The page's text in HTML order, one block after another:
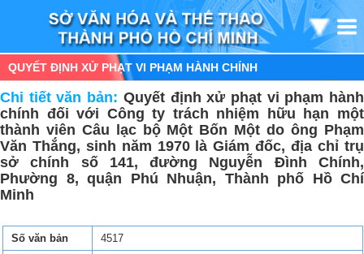
QUYẾT ĐỊNH XỬ PHẠT VI PHẠM HÀNH CHÍNH
Chi tiết văn bản: Quyết định xử phạt vi phạm hành
chính đối với Công ty trách nhiệm hữu hạn một
thành viên Câu lạc bộ Một Bốn Một do ông Phạm
Văn Thắng, sinh năm 1970 là Giám đốc, địa chỉ trụ
sở chính số 141, đường Nguyễn Đình Chính,
Phường 8, quận Phú Nhuận, Thành phố Hồ Chí
Minh
Số văn bản
4517